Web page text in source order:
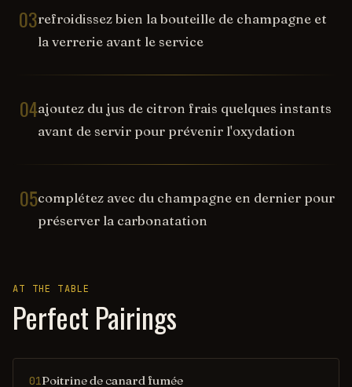
03refroidissez bien la bouteille de champagne et
la verrerie avant le service
04ajoutez du jus de citron frais quelques instants
avant de servir pour prévenir l'oxydation
05complétez avec du champagne en dernier pour
préserver la carbonatation
AT THE TABLE
Perfect Pairings
01Poitrine de canard fumée